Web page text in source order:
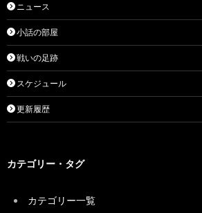
ニュース
小話の部屋
戦いの足跡
スケジュール
更新履歴
カテゴリー・タグ
カテゴリー一覧